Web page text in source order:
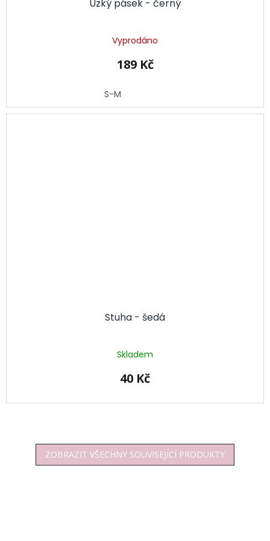
Úzký pásek - černý
Vyprodáno
189 Kč
S-M
Stuha - šedá
Skladem
40 Kč
ZOBRAZIT VŠECHNY SOUVISEJÍCÍ PRODUKTY